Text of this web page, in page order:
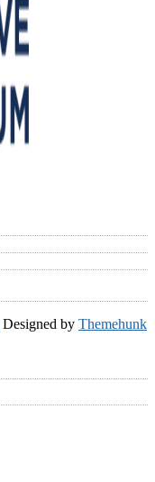
Designed by Themehunk